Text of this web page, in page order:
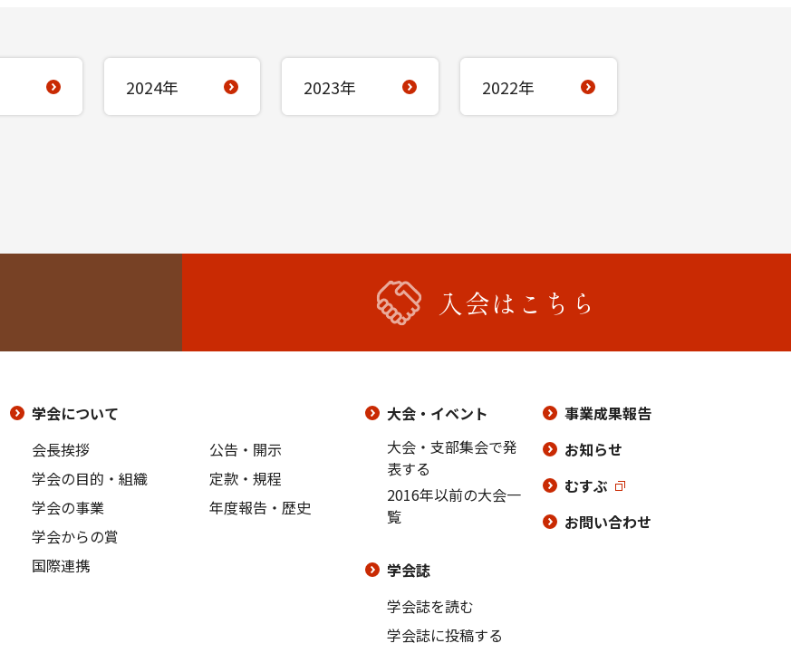
2024年 2023年 2022年
入会はこちら
学会について
会長挨拶
学会の目的・組織
学会の事業
学会からの賞
国際連携
公告・開示
定款・規程
年度報告・歴史
大会・イベント
大会・支部集会で発
表する
2016年以前の大会一
覧
学会誌
学会誌を読む
学会誌に投稿する
事業成果報告
お知らせ
むすぶ
お問い合わせ